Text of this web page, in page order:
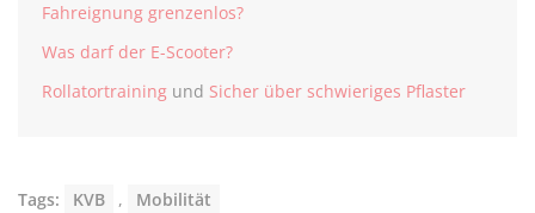
Fahreignung grenzenlos?
Was darf der E-Scooter?
Rollatortraining und Sicher über schwieriges Pflaster
Tags: KVB , Mobilität